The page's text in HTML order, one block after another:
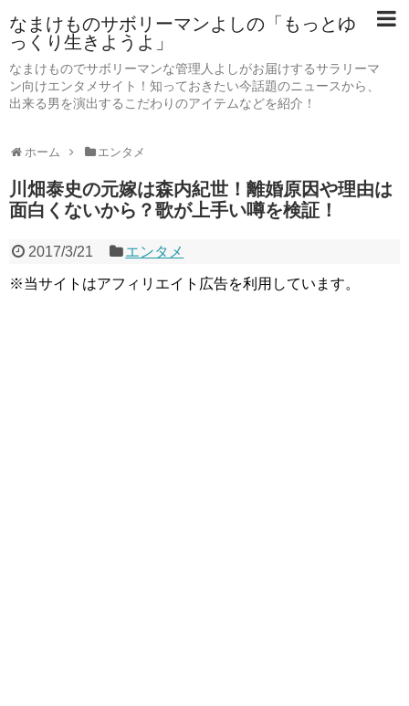
なまけものサボリーマンよしの「もっとゆ
っくり生きようよ」
なまけものでサボリーマンな管理人よしがお届けするサラリーマ
ン向けエンタメサイト！知っておきたい今話題のニュースから、
出来る男を演出するこだわりのアイテムなどを紹介！
ホーム エンタメ
川畑泰史の元嫁は森内紀世！離婚原因や理由は
面白くないから？歌が上手い噂を検証！
2017/3/21 エンタメ
※当サイトはアフィリエイト広告を利用しています。